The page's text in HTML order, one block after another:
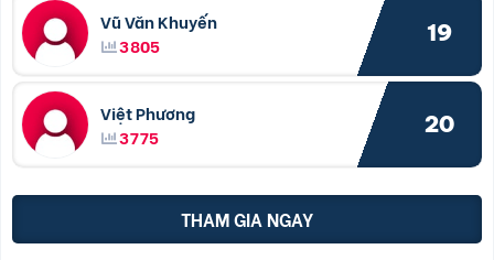
Vũ Văn Khuyến
3805
19
Việt Phương
3775
20
THAM GIA NGAY